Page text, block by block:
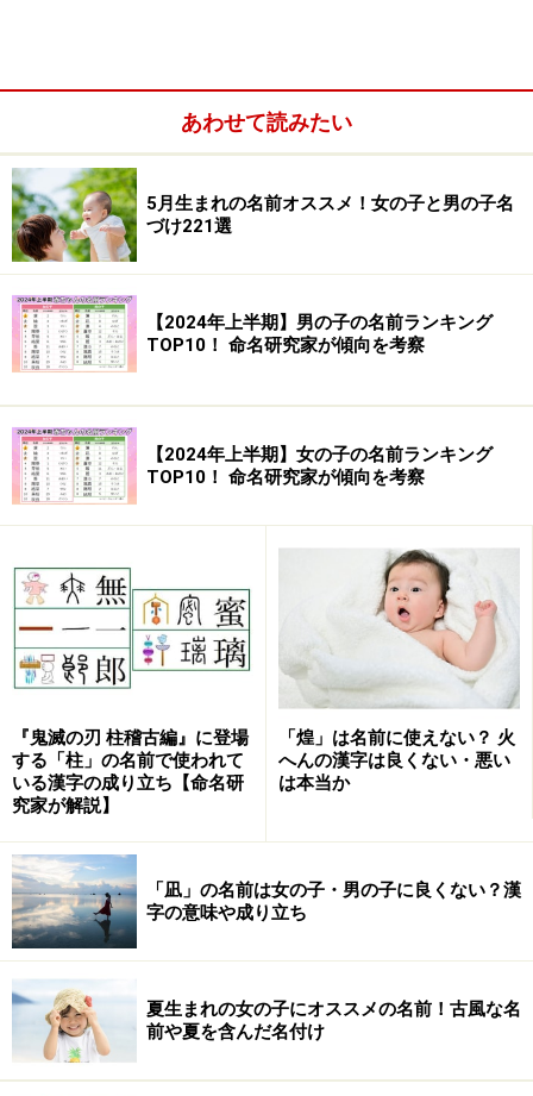
第7位 翼 ツバサ
第9位
明治安田生命より今年の名づけランキングとともに、平
成の時代のランキングも発表されました（出典：明治安
田生命発表の名前ランキング2018）。でも実はどんな名
前に人気があったかという順位よりも、むしろそれをも
とに、どのような発想の「名づけ」が行われたのかを知
ることのほうが意味のある重要なことなのです。
＜目次＞
平成30年間の名づけの特徴
音やイメージから作る名前が主流に
自然界を表す字が爆発的に増えた
おおらかで優しい人間関係を表す字も多かった
あわせて読みたい
5月生まれの名前オススメ！女の子と男の子名
づけ221選
【2024年上半期】男の子の名前ランキング
TOP10！ 命名研究家が傾向を考察
【2024年上半期】女の子の名前ランキング
TOP10！ 命名研究家が傾向を考察
『鬼滅の刃 柱稽古編』に登場
する「柱」の名前で使われて
いる漢字の成り立ち【命名研
究家が解説】
「煌」は名前に使えない？ 火
へんの漢字は良くない・悪い
は本当か
「凪」の名前は女の子・男の子に良くない？漢
字の意味や成り立ち
夏生まれの女の子にオススメの名前！古風な名
前や夏を含んだ名付け